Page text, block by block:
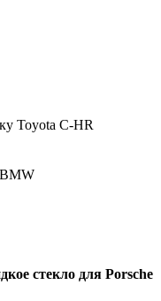
Toyota C-HR
стекло для Porsche